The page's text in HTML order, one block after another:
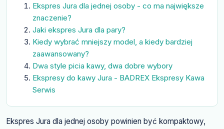
Ekspres Jura dla jednej osoby - co ma największe
znaczenie?
Jaki ekspres Jura dla pary?
Kiedy wybrać mniejszy model, a kiedy bardziej
zaawansowany?
Dwa style picia kawy, dwa dobre wybory
Ekspresy do kawy Jura - BADREX Ekspresy Kawa
Serwis
Ekspres Jura dla jednej osoby powinien być kompaktowy,